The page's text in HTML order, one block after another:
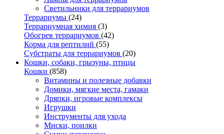
Светильники для террариумов
Террариумы (24)
Террариумная химия (3)
Обогрев террариумов (42)
Корма для рептилий (55)
Субстраты для террариумов (20)
Кошки, собаки, грызуны, птицы
Кошки (858)
Витамины и полезные добавки
Домики, мягкие места, гамаки
Дряпки, игровые комплексы
Игрушки
Инструменты для ухода
Миски, поилки